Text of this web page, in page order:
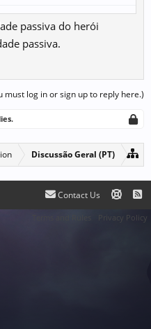
passiva do herói
passiva.
must log in or sign up to reply here.)
Discussão Geral (PT)
Contact Us
Privacy Policy